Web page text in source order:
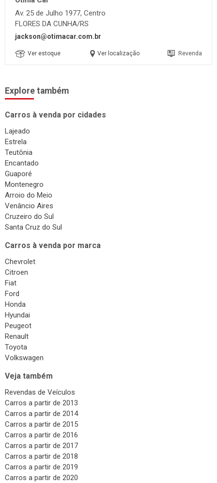
Av. 25 de Julho 1977, Centro
FLORES DA CUNHA/RS
jackson@otimacar.com.br
Ver estoque Ver localização Revenda
Explore também
Carros à venda por cidades
Lajeado
Estrela
Teutônia
Encantado
Guaporé
Montenegro
Arroio do Meio
Venâncio Aires
Cruzeiro do Sul
Santa Cruz do Sul
Carros à venda por marca
Chevrolet
Citroen
Fiat
Ford
Honda
Hyundai
Peugeot
Renault
Toyota
Volkswagen
Veja também
Revendas de Veículos
Carros a partir de 2013
Carros a partir de 2014
Carros a partir de 2015
Carros a partir de 2016
Carros a partir de 2017
Carros a partir de 2018
Carros a partir de 2019
Carros a partir de 2020